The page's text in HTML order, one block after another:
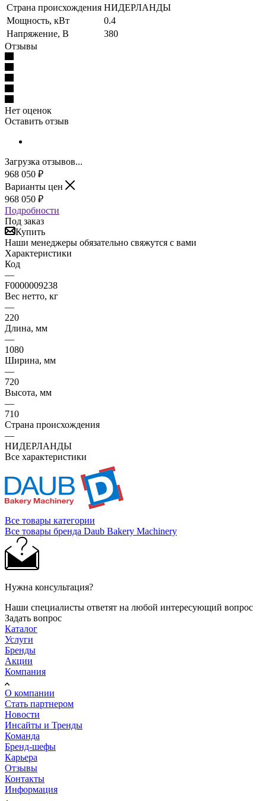
Страна происхождения НИДЕРЛАНДЫ
Мощность, кВт
0.4
Напряжение, В
380
Отзывы
Нет оценок
Оставить отзыв
Загрузка отзывов...
968 050 ₽
Варианты цен
968 050 ₽
Подробности
Под заказ
Купить
Наши менеджеры обязательно свяжутся с вами
Характеристики
Код
—
F0000009238
Вес нетто, кг
—
220
Длина, мм
—
1080
Ширина, мм
—
720
Высота, мм
—
710
Страна происхождения
—
НИДЕРЛАНДЫ
Все характеристики
Все товары категории
Все товары бренда Daub Bakery Machinery
Нужна консультация?
Наши специалисты ответят на любой интересующий вопрос
Задать вопрос
Каталог
Услуги
Бренды
Акции
Компания
О компании
Стать партнером
Новости
Инсайты и Тренды
Команда
Бренд-шефы
Карьера
Отзывы
Контакты
Информация